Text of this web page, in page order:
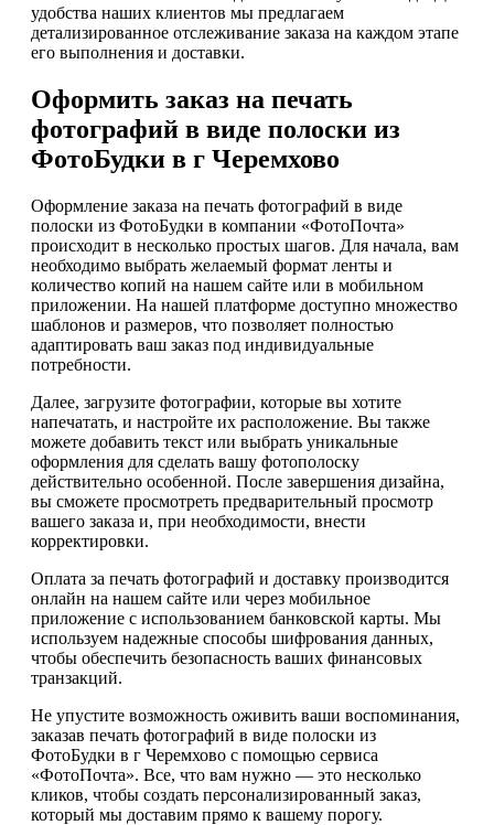
удобства наших клиентов мы предлагаем
детализированное отслеживание заказа на каждом этапе
его выполнения и доставки.
Оформить заказ на печать
фотографий в виде полоски из
ФотоБудки в г Черемхово
Оформление заказа на печать фотографий в виде
полоски из ФотоБудки в компании «ФотоПочта»
происходит в несколько простых шагов. Для начала, вам
необходимо выбрать желаемый формат ленты и
количество копий на нашем сайте или в мобильном
приложении. На нашей платформе доступно множество
шаблонов и размеров, что позволяет полностью
адаптировать ваш заказ под индивидуальные
потребности.
Далее, загрузите фотографии, которые вы хотите
напечатать, и настройте их расположение. Вы также
можете добавить текст или выбрать уникальные
оформления для сделать вашу фотополоску
действительно особенной. После завершения дизайна,
вы сможете просмотреть предварительный просмотр
вашего заказа и, при необходимости, внести
корректировки.
Оплата за печать фотографий и доставку производится
онлайн на нашем сайте или через мобильное
приложение с использованием банковской карты. Мы
используем надежные способы шифрования данных,
чтобы обеспечить безопасность ваших финансовых
транзакций.
Не упустите возможность оживить ваши воспоминания,
заказав печать фотографий в виде полоски из
ФотоБудки в г Черемхово с помощью сервиса
«ФотоПочта». Все, что вам нужно — это несколько
кликов, чтобы создать персонализированный заказ,
который мы доставим прямо к вашему порогу.